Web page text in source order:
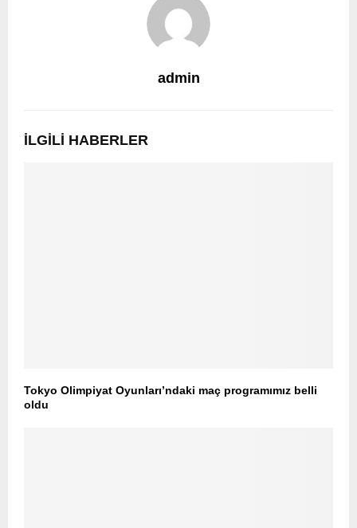
admin
İLGILI HABERLER
Tokyo Olimpiyat Oyunları’ndaki maç programımız belli
oldu